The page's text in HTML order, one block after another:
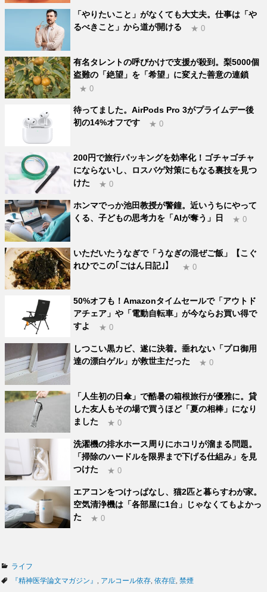
「やりたいこと」がなくても大丈夫。仕事は「や
るべきこと」から道が開ける
★ 0
有名タレントの呼びかけで支援が殺到。梨5000個
盗難の「絶望」を「希望」に変えた善意の連鎖
★ 0
待ってました。AirPods Pro 3がプライムデー後
初の14%オフです
★ 0
200円で旅行パッキングを効率化！ゴチャゴチャ
にならないし、ロスバゲ対策にもなる裏技を見つ
けた
★ 0
ホンマでっか池田教授が警鐘。近いうちにやって
くる、子どもの思考力を「AIが奪う」日
★ 0
いただいたうなぎで「うなぎの混ぜご飯」【こぐ
れひでこの｢ごはん日記｣】
★ 0
50%オフも！Amazonタイムセールで「アウトド
アチェア」や「電動自転車」が今ならお買い得で
すよ
★ 0
しつこい黒カビ、遂に決着。垂れない「プロ御用
達の漂白ゲル」が救世主だった
★ 0
「人生初の日傘」で酷暑の箱根旅行が優雅に。貸
した友人もその場で買うほど「夏の相棒」になり
ました
★ 0
洗濯機の排水ホース周りにホコリが溜まる問題。
「掃除のハードルを限界まで下げる仕組み」を見
つけた
★ 0
エアコンをつけっぱなし、猫2匹と暮らすわが家。
空気清浄機は「各部屋に1台」じゃなくてもよかっ
た
★ 0
カ
テ
ライフ
タ
『精神医学論文マガジン』 アルコール依存 依存症 禁煙